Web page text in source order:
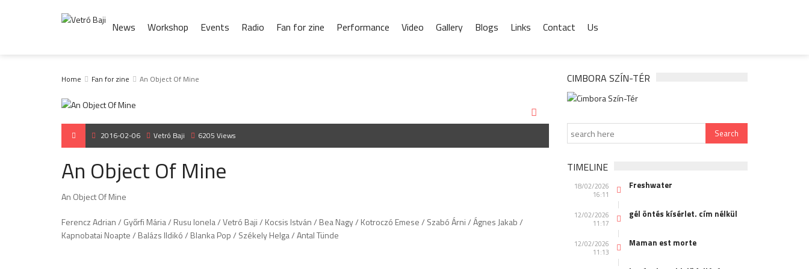
News Workshop Events Radio Fan for zine Performance Video Gallery Blogs Links Contact Us
Home Fan for zine An Object Of Mine
2016-02-06 Vetró Baji 6205 Views
An Object Of Mine
An Object Of Mine
Ferencz Adrian / Győrfi Mária / Rusu Ionela / Vetró Baji / Kocsis István / Bea Nagy / Kotroczó Emese / Szabó Árni / Ágnes Jakab /
Kapnobatai Noapte / Balázs Ildikó / Blanka Pop / Székely Helga / Antal Tünde
CIMBORA SZÍN-TÉR
TIMELINE
18/02/2026
16:11
Freshwater
12/02/2026
11:17
gél öntés kísérlet. cím nélkül
12/02/2026
11:13
Maman est morte